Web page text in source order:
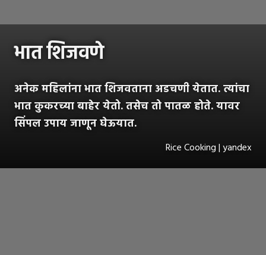
भात शिजवणे
अनेक महिलांना भात शिजवताना अडचणी येतात. त्यांचा
भात कुकरच्या बाहेर येतो. तसेच तो पातळ होते. यावर
सिंपल उपाय जाणून घेऊयात.
Rice Cooking | yandex